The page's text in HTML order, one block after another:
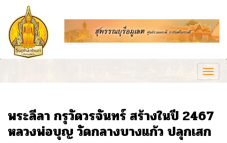
พระลีลา กรุวัดวรจันทร์ สร้างในปี 2467
หลวงพ่อบุญ วัดกลางบางแก้ว ปลุกเสก